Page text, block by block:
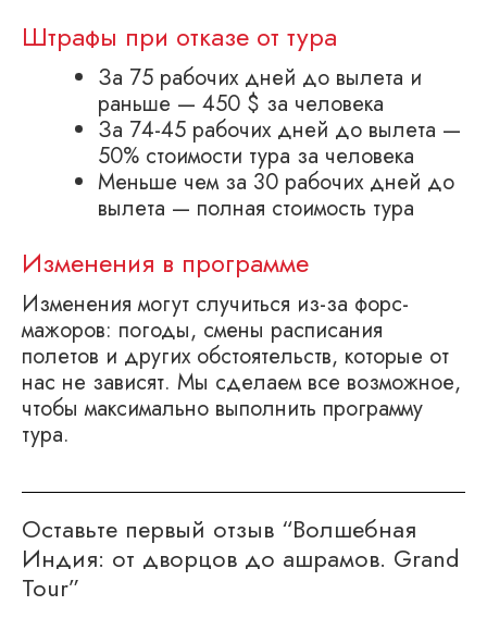
Штрафы при отказе от тура
За 75 рабочих дней до вылета и
раньше — 450 $ за человека
За 74-45 рабочих дней до вылета —
50% стоимости тура за человека
Меньше чем за 30 рабочих дней до
вылета — полная стоимость тура
Изменения в программе
Изменения могут случиться из-за форс-
мажоров: погоды, смены расписания
полетов и других обстоятельств, которые от
нас не зависят. Мы сделаем все возможное,
чтобы максимально выполнить программу
тура.
Оставьте первый отзыв “Волшебная
Индия: от дворцов до ашрамов. Grand
Tour”